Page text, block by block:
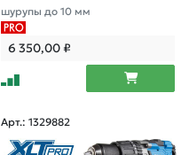
шурупы до 10 мм
6 350,00₽
Арт.: 1329882